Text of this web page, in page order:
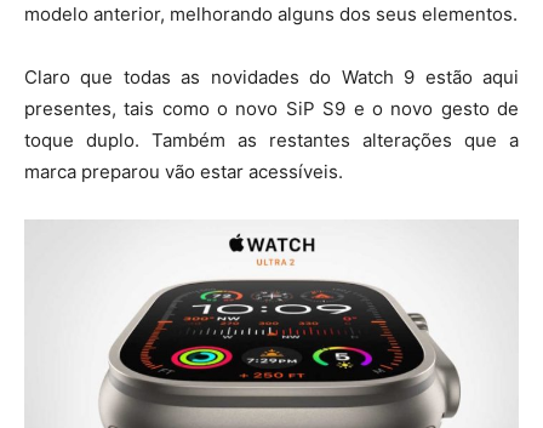
modelo anterior, melhorando alguns dos seus elementos.
Claro que todas as novidades do Watch 9 estão aqui
presentes, tais como o novo SiP S9 e o novo gesto de
toque duplo. Também as restantes alterações que a
marca preparou vão estar acessíveis.